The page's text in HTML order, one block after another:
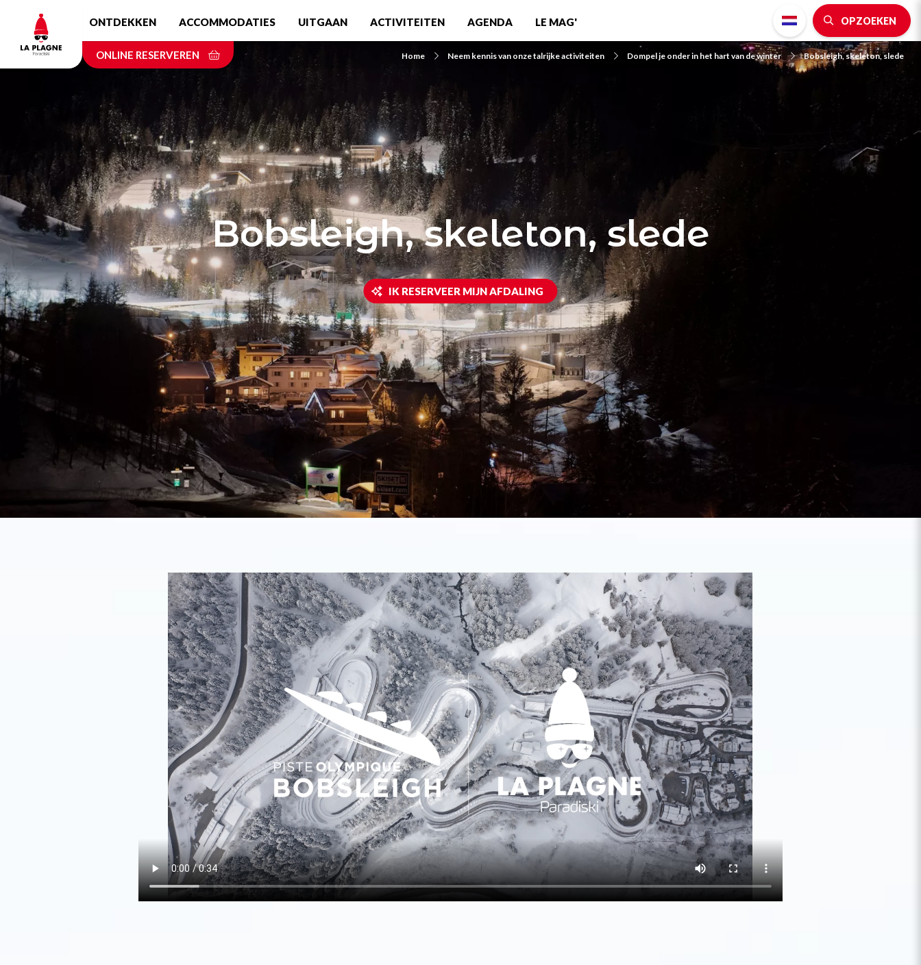
content
ONTDEKKEN ACCOMMODATIES UITGAAN ACTIVITEITEN AGENDA LE MAG' OPZOEKEN
ONLINE RESERVEREN Home Neem kennis van onze talrijke activiteiten Dompel je onder in het hart van de winter Bobsleigh, skeleton, slede
Bobsleigh, skeleton, slede
IK RESERVEER MIJN AFDALING